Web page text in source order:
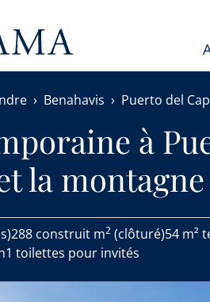
Benahavis Puerto del
à
la montagne
288 construit m2 (clôturé)54 m²
1 toilettes pour invités